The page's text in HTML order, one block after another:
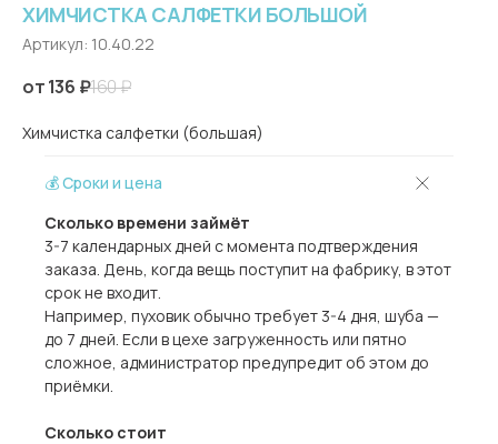
ХИМЧИСТКА САЛФЕТКИ БОЛЬШОЙ
Артикул: 10.40.22
136 ₽160₽
Химчистка салфетки (большая)
💰 Сроки и цена
Сколько времени займёт
3-7 календарных дней с момента подтверждения
заказа. День, когда вещь поступит на фабрику, в этот
срок не входит.
Например, пуховик обычно требует 3-4 дня, шуба —
до 7 дней. Если в цехе загруженность или пятно
сложное, администратор предупредит об этом до
приёмки.
Сколько стоит